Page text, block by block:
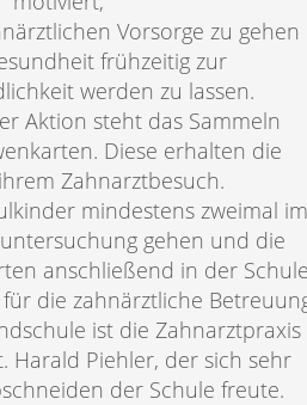
Vorsorge zu gehen
frühzeitig zur
werden zu lassen.
Aktion steht das Sammeln
Diese erhalten die
Zahnarztbesuch.
mindestens zweimal im
gehen und die
anschließend in der
die zahnärztliche
ist die Zahnarztpraxis
Harald Piehler, der sich sehr
der Schule freute.